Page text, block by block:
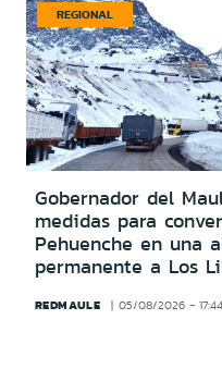
REGIONAL
Gobernador del
medidas para
Pehuenche en una
permanente a Los
REDMAULE 05/08/2026 -